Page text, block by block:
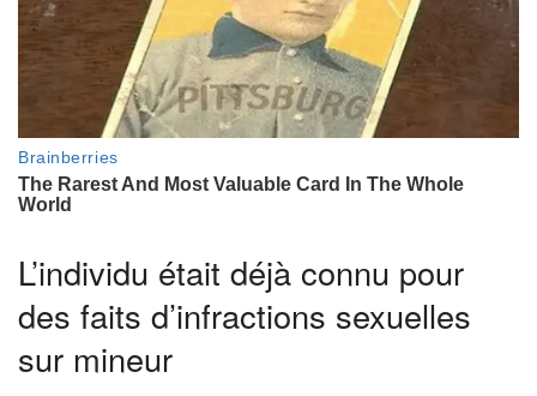
L’individu était déjà connu pour
des faits d’infractions sexuelles
sur mineur